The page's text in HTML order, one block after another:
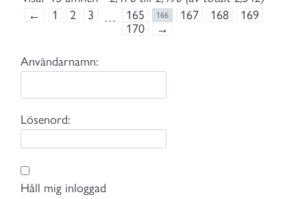
←
1 2 3 … 165 166 167 168
169
170
→
Användarnamn:
Lösenord:
Håll mig inloggad